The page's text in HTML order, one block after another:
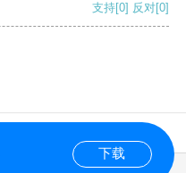
支持[0] 反对[0]
下载